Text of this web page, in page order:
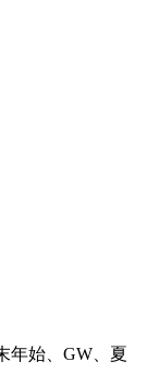
年始、GW、夏